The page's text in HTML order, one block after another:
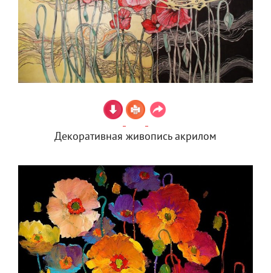
Декоративная живопись акрилом